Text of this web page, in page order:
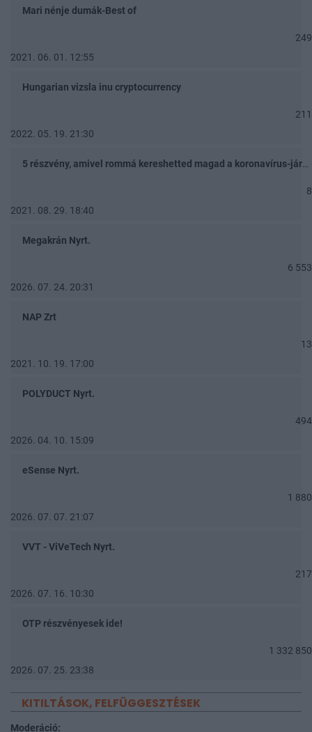
Mari nénje dumák-Best of
249
2021. 06. 01. 12:55
Hungarian vizsla inu cryptocurrency
211
2022. 05. 19. 21:30
5 részvény, amivel rommá kereshetted magad a koronavírus-járvány alatt
8
2021. 08. 29. 18:40
Megakrán Nyrt.
6 553
2026. 07. 24. 20:31
NAP Zrt
13
2021. 10. 19. 17:00
POLYDUCT Nyrt.
494
2026. 04. 10. 15:09
eSense Nyrt.
1 880
2026. 07. 07. 21:07
VVT - ViVeTech Nyrt.
217
2026. 07. 16. 10:30
OTP részvényesek ide!
1 332 850
2026. 07. 25. 23:38
KITILTÁSOK, FELFÜGGESZTÉSEK
Moderáció: